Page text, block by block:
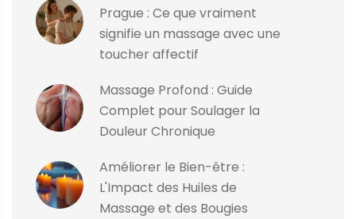
Prague : Ce que vraiment
signifie un massage avec une
toucher affectif
Massage Profond : Guide
Complet pour Soulager la
Douleur Chronique
Améliorer le Bien-être :
L'Impact des Huiles de
Massage et des Bougies